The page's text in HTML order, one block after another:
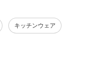
キッチンウェア